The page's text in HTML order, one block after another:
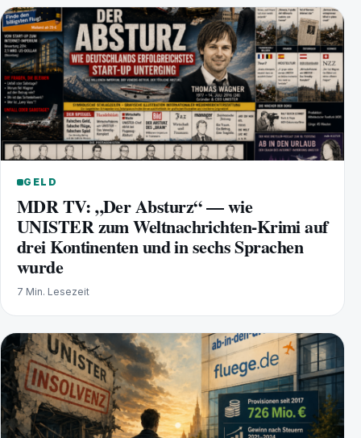
GELD
MDR TV: „Der Absturz“ — wie
UNISTER zum Weltnachrichten-Krimi auf
drei Kontinenten und in sechs Sprachen
wurde
7 Min. Lesezeit